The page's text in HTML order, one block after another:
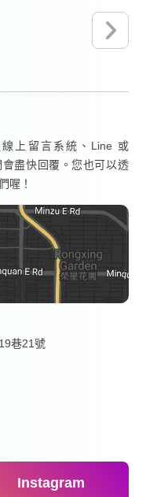
上留言系統、Line 或
盡快回覆。您也可以透
喔！
巷21號
Instagram